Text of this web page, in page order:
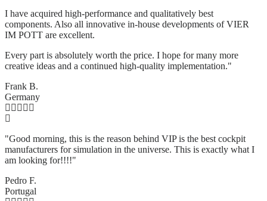
I have acquired high-performance and qualitatively best
components. Also all innovative in-house developments of VIER
IM POTT are excellent.
Every part is absolutely worth the price. I hope for many more
creative ideas and a continued high-quality implementation."
Frank B.
Germany
"Good morning, this is the reason behind VIP is the best cockpit
manufacturers for simulation in the universe. This is exactly what I
am looking for!!!!"
Pedro F.
Portugal